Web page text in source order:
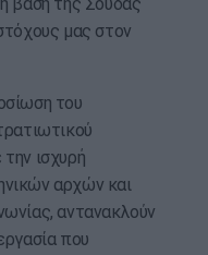
μας στον
του
ισχυρή
αρχών και
αντανακλούν
που